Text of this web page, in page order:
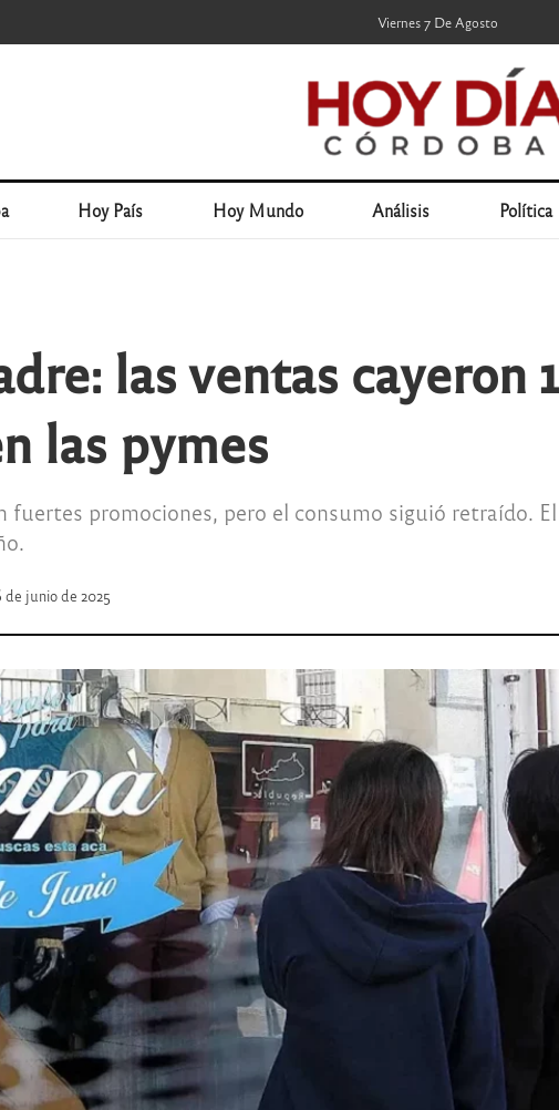
Viernes 7 De Agosto
Hoy País Hoy Mundo Análisis Política
las ventas cayeron
las pymes
fuertes promociones, pero el consumo siguió retraído.
de junio de 2025